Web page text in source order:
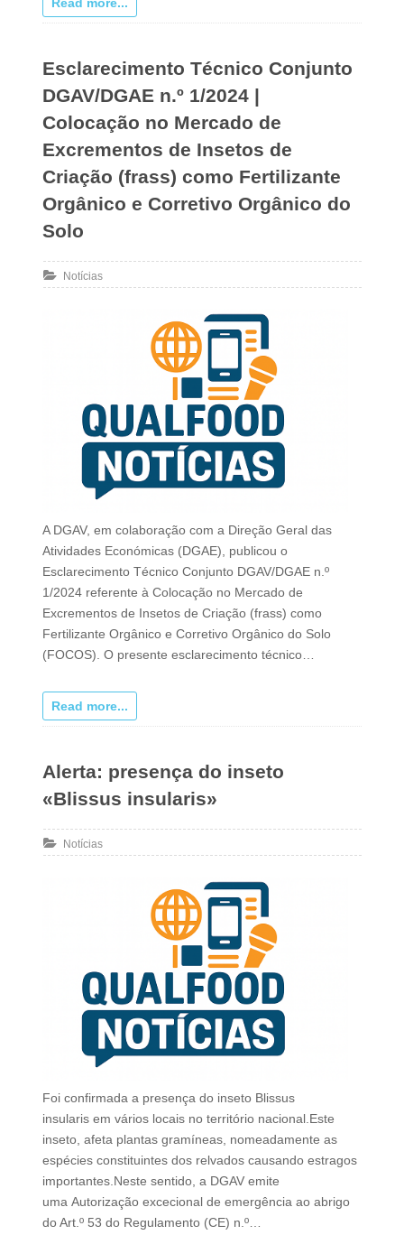
Read more...
Esclarecimento Técnico Conjunto
DGAV/DGAE n.º 1/2024 |
Colocação no Mercado de
Excrementos de Insetos de
Criação (frass) como Fertilizante
Orgânico e Corretivo Orgânico do
Solo
Notícias
A DGAV, em colaboração com a Direção Geral das
Atividades Económicas (DGAE), publicou o
Esclarecimento Técnico Conjunto DGAV/DGAE n.º
1/2024 referente à Colocação no Mercado de
Excrementos de Insetos de Criação (frass) como
Fertilizante Orgânico e Corretivo Orgânico do Solo
(FOCOS). O presente esclarecimento técnico…
Read more...
Alerta: presença do inseto
«Blissus insularis»
Notícias
Foi confirmada a presença do inseto Blissus
insularis em vários locais no território nacional.Este
inseto, afeta plantas gramíneas, nomeadamente as
espécies constituintes dos relvados causando estragos
importantes.Neste sentido, a DGAV emite
uma Autorização excecional de emergência ao abrigo
do Art.º 53 do Regulamento (CE) n.º…